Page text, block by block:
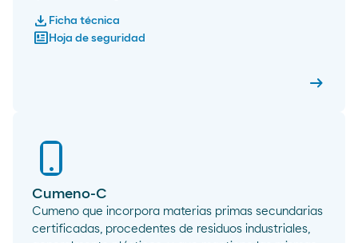
download Ficha técnica
newsmode Hoja de seguridad
arrow_right_alt
Cumeno-C
Cumeno que incorpora materias primas secundarias
certificadas, procedentes de residuos industriales,